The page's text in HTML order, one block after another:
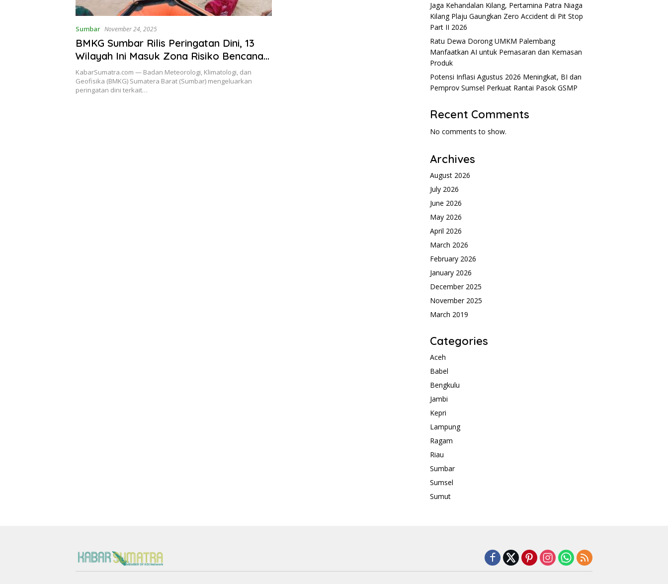
Sumbar November 24, 2025
BMKG Sumbar Rilis Peringatan Dini, 13
Wilayah Ini Masuk Zona Risiko Bencana
Hidrometeorologi
KabarSumatra.com — Badan Meteorologi, Klimatologi, dan
Geofisika (BMKG) Sumatera Barat (Sumbar) mengeluarkan
peringatan dini terkait…
Jaga Kehandalan Kilang, Pertamina Patra Niaga
Kilang Plaju Gaungkan Zero Accident di Pit Stop
Part II 2026
Ratu Dewa Dorong UMKM Palembang
Manfaatkan AI untuk Pemasaran dan Kemasan
Produk
Potensi Inflasi Agustus 2026 Meningkat, BI dan
Pemprov Sumsel Perkuat Rantai Pasok GSMP
Recent Comments
No comments to show.
Archives
August 2026
July 2026
June 2026
May 2026
April 2026
March 2026
February 2026
January 2026
December 2025
November 2025
March 2019
Categories
Aceh
Babel
Bengkulu
Jambi
Kepri
Lampung
Ragam
Riau
Sumbar
Sumsel
Sumut